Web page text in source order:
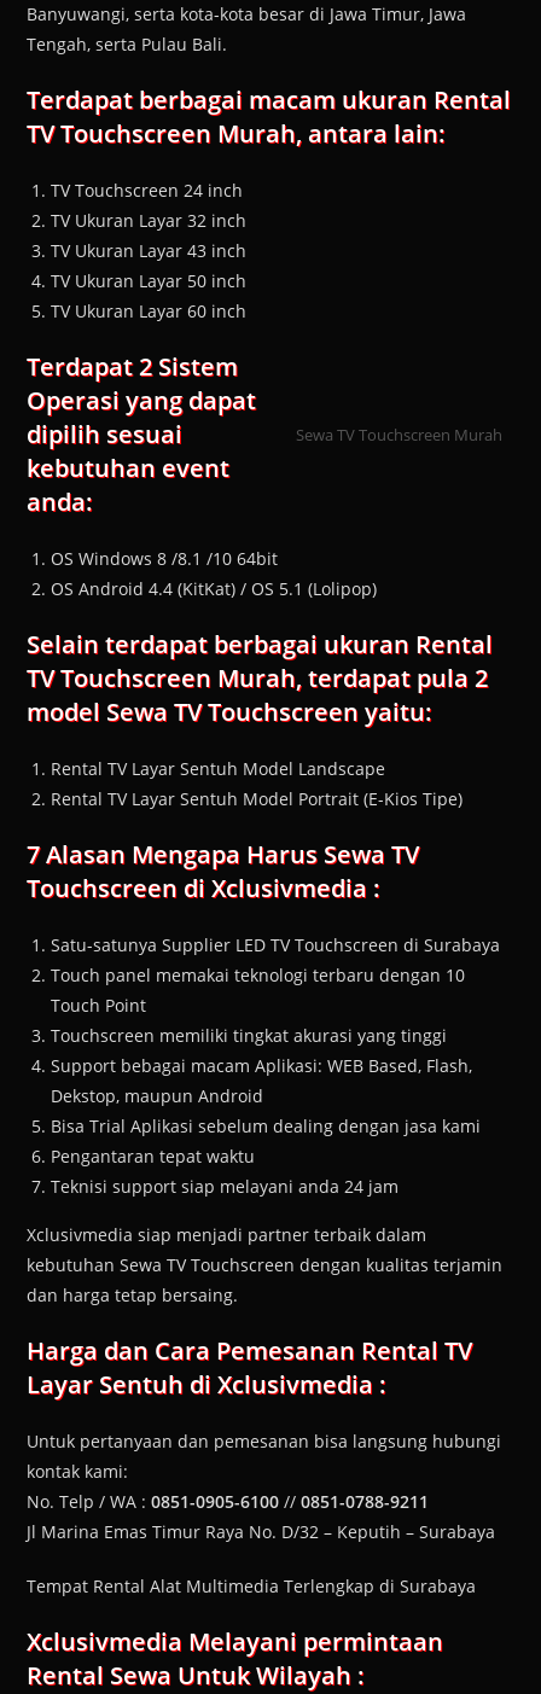
Banyuwangi, serta kota-kota besar di Jawa Timur, Jawa
Tengah, serta Pulau Bali.
Terdapat berbagai macam ukuran Rental
TV Touchscreen Murah, antara lain:
Sewa TV Touchscreen Murah
TV Touchscreen 24 inch
TV Ukuran Layar 32 inch
TV Ukuran Layar 43 inch
TV Ukuran Layar 50 inch
TV Ukuran Layar 60 inch
Terdapat 2 Sistem
Operasi yang dapat
dipilih sesuai
kebutuhan event
anda:
OS Windows 8 /8.1 /10 64bit
OS Android 4.4 (KitKat) / OS 5.1 (Lolipop)
Selain terdapat berbagai ukuran Rental
TV Touchscreen Murah, terdapat pula 2
model Sewa TV Touchscreen yaitu:
Rental TV Layar Sentuh Model Landscape
Rental TV Layar Sentuh Model Portrait (E-Kios Tipe)
7 Alasan Mengapa Harus Sewa TV
Touchscreen di Xclusivmedia :
Satu-satunya Supplier LED TV Touchscreen di Surabaya
Touch panel memakai teknologi terbaru dengan 10
Touch Point
Touchscreen memiliki tingkat akurasi yang tinggi
Support bebagai macam Aplikasi: WEB Based, Flash,
Dekstop, maupun Android
Bisa Trial Aplikasi sebelum dealing dengan jasa kami
Pengantaran tepat waktu
Teknisi support siap melayani anda 24 jam
Xclusivmedia siap menjadi partner terbaik dalam
kebutuhan Sewa TV Touchscreen dengan kualitas terjamin
dan harga tetap bersaing.
Harga dan Cara Pemesanan Rental TV
Layar Sentuh di Xclusivmedia :
Untuk pertanyaan dan pemesanan bisa langsung hubungi
kontak kami:
No. Telp / WA :0851-0905-6100 //0851-0788-9211
Jl Marina Emas Timur Raya No. D/32 – Keputih – Surabaya
Tempat Rental Alat Multimedia Terlengkap di Surabaya
Xclusivmedia Melayani permintaan
Rental Sewa Untuk Wilayah :